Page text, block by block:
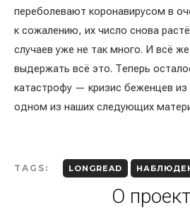
переболевают коронавирусом в
к сожалению, их число снова
случаев уже не так много. И всё
выдержать всё это. Теперь
катастрофу — кризис беженцев
одном из наших следующих
TAGS: LONGREAD
О